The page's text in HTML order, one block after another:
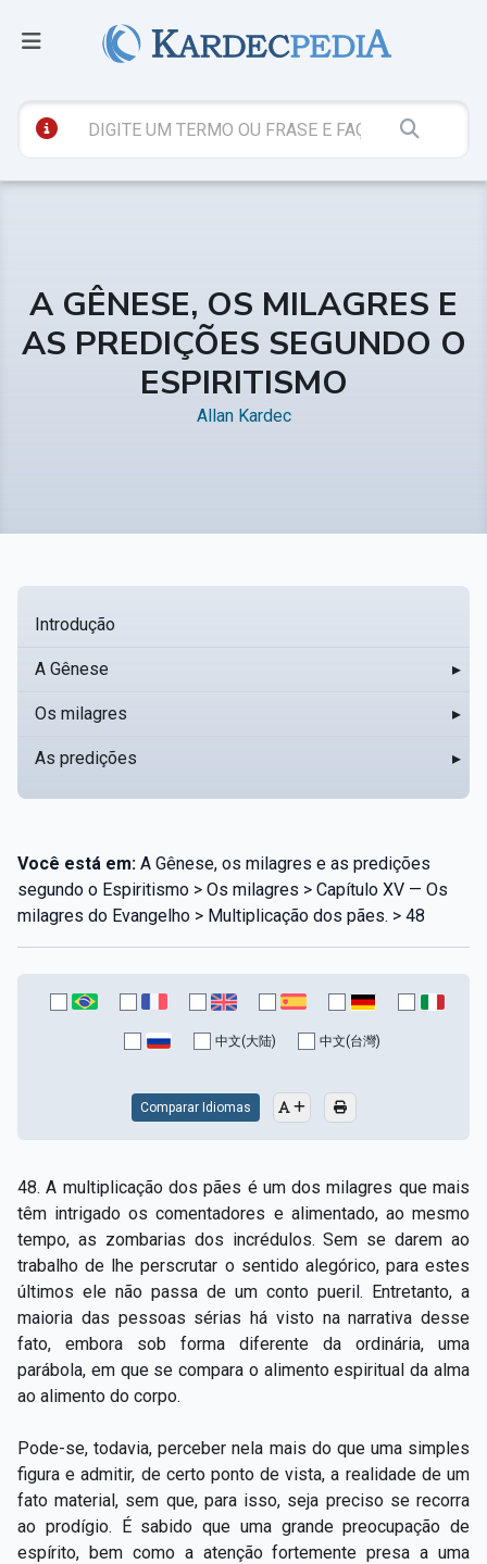
A GÊNESE, OS MILAGRES E
AS PREDIÇÕES SEGUNDO O
ESPIRITISMO
Allan Kardec
Introdução
A Gênese ▸
Os milagres ▸
As predições ▸
Você está em: A Gênese, os milagres e as predições
segundo o Espiritismo > Os milagres > Capítulo XV — Os
milagres do Evangelho > Multiplicação dos pães. > 48
中文(大陆) 中文(台灣)
Comparar Idiomas
48. A multiplicação dos pães é um dos milagres que mais
têm intrigado os comentadores e alimentado, ao mesmo
tempo, as zombarias dos incrédulos. Sem se darem ao
trabalho de lhe perscrutar o sentido alegórico, para estes
últimos ele não passa de um conto pueril. Entretanto, a
maioria das pessoas sérias há visto na narrativa desse
fato, embora sob forma diferente da ordinária, uma
parábola, em que se compara o alimento espiritual da alma
ao alimento do corpo.
Pode-se, todavia, perceber nela mais do que uma simples
figura e admitir, de certo ponto de vista, a realidade de um
fato material, sem que, para isso, seja preciso se recorra
ao prodígio. É sabido que uma grande preocupação de
espírito, bem como a atenção fortemente presa a uma